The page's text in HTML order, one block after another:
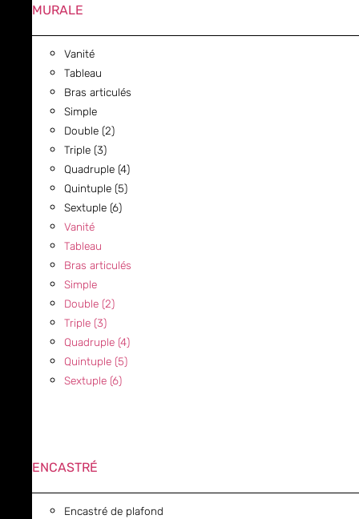
MURALE
Vanité
Tableau
Bras articulés
Simple
Double (2)
Triple (3)
Quadruple (4)
Quintuple (5)
Sextuple (6)
Vanité
Tableau
Bras articulés
Simple
Double (2)
Triple (3)
Quadruple (4)
Quintuple (5)
Sextuple (6)
ENCASTRÉ
Encastré de plafond